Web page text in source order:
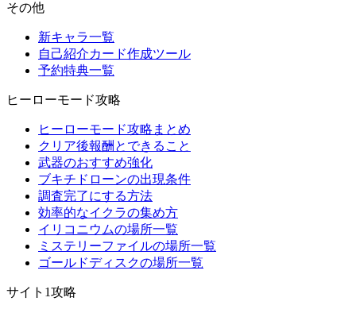
その他
新キャラ一覧
自己紹介カード作成ツール
予約特典一覧
ヒーローモード攻略
ヒーローモード攻略まとめ
クリア後報酬とできること
武器のおすすめ強化
ブキチドローンの出現条件
調査完了にする方法
効率的なイクラの集め方
イリコニウムの場所一覧
ミステリーファイルの場所一覧
ゴールドディスクの場所一覧
サイト1攻略